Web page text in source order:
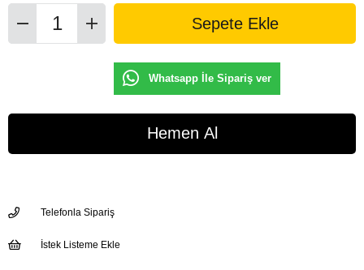
Whatsapp İle Sipariş ver
Telefonla Sipariş
İstek Listeme Ekle